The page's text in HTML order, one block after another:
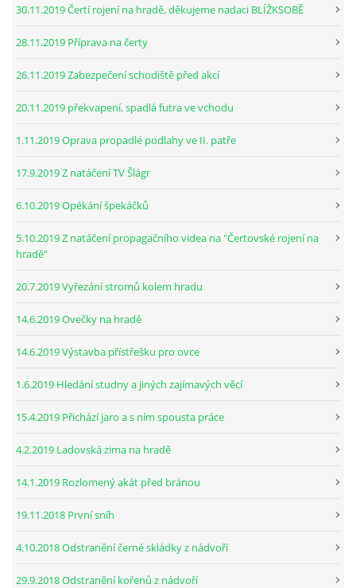
30.11.2019 Čertí rojení na hradě, děkujeme nadaci BLÍŽKSOBĚ
28.11.2019 Příprava na čerty
26.11.2019 Zabezpečení schodiště před akcí
20.11.2019 překvapení, spadlá futra ve vchodu
1.11.2019 Oprava propadlé podlahy ve II. patře
17.9.2019 Z natáčení TV Šlágr
6.10.2019 Opékání špekáčků
5.10.2019 Z natáčení propagačního videa na "Čertovské rojení na
hradě"
20.7.2019 Vyřezání stromů kolem hradu
14.6.2019 Ovečky na hradě
14.6.2019 Výstavba přístřešku pro ovce
1.6.2019 Hledání studny a jiných zajímavých věcí
15.4.2019 Přichází jaro a s ním spousta práce
4.2.2019 Ladovská zima na hradě
14.1.2019 Rozlomený akát před bránou
19.11.2018 První sníh
4.10.2018 Odstranění černé skládky z nádvoří
29.9.2018 Odstranění kořenů z nádvoří